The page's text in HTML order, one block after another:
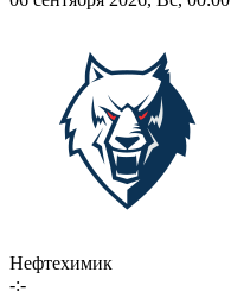
Нефтехимик
-:-